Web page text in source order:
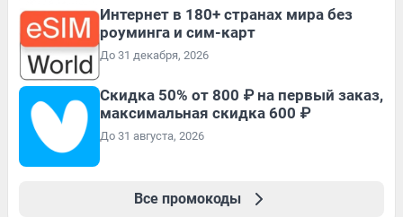
Интернет в 180+ странах мира без
роуминга и сим-карт
До 31 декабря, 2026
Скидка 50% от 800 ₽ на первый заказ,
максимальная скидка 600 ₽
До 31 августа, 2026
Все промокоды